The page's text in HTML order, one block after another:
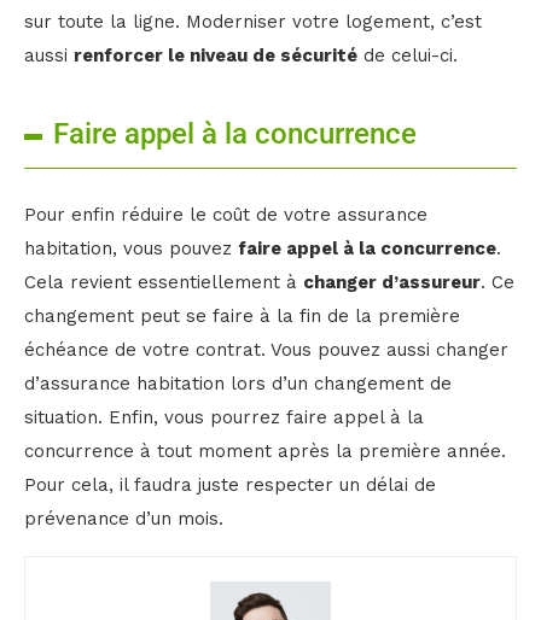
sur toute la ligne. Moderniser votre logement, c’est
aussi renforcer le niveau de sécurité de celui-ci.
Faire appel à la concurrence
Pour enfin réduire le coût de votre assurance
habitation, vous pouvez faire appel à la concurrence.
Cela revient essentiellement à changer d’assureur. Ce
changement peut se faire à la fin de la première
échéance de votre contrat. Vous pouvez aussi changer
d’assurance habitation lors d’un changement de
situation. Enfin, vous pourrez faire appel à la
concurrence à tout moment après la première année.
Pour cela, il faudra juste respecter un délai de
prévenance d’un mois.